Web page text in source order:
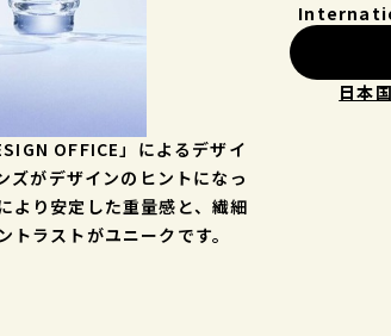
日本
OFFICE」によるデザイ
ズがデザインのヒントになっ
より安定した重量感と、繊細
ラストがユニークです。